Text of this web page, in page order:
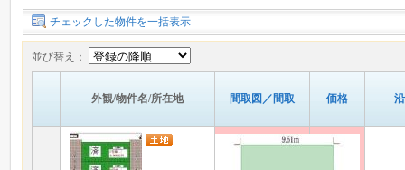
チェックした物件を一括表示
並び替え：
外観/物件名/所在地 間取図／間取 価格